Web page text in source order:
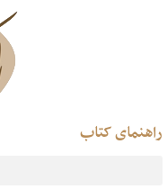
راهنمای کتاب